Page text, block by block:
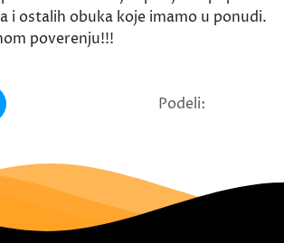
i ostalih obuka koje imamo u ponudi.
poverenju!!!
Podeli: